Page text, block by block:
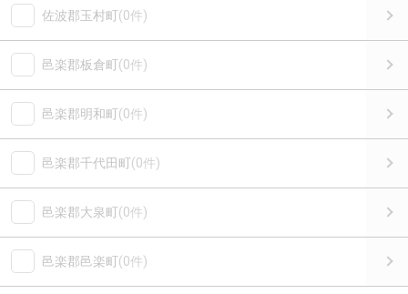
佐波郡玉村町(0件)
邑楽郡板倉町(0件)
邑楽郡明和町(0件)
邑楽郡千代田町(0件)
邑楽郡大泉町(0件)
邑楽郡邑楽町(0件)